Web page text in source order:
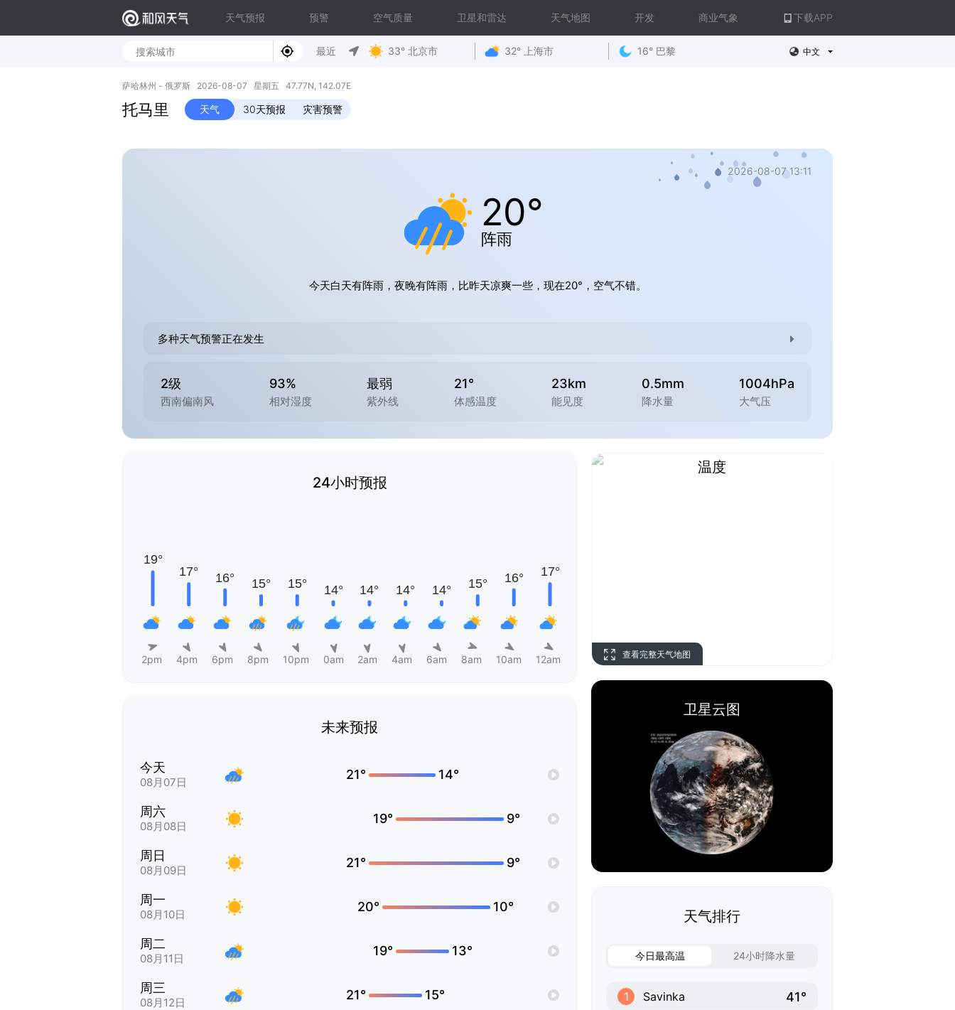
天气预报 预警 空气质量 卫星和雷达 天气地图 开发 商业气象 下载APP
最近 33° 北京市 32° 上海市 16° 巴黎 中文
萨哈林州 - 俄罗斯 2026-08-07 星期五 47.77N, 142.07E
托马里 天气 30天预报 灾害预警
2026-08-07 13:11
20°
阵雨
今天白天有阵雨，夜晚有阵雨，比昨天凉爽一些，现在20°，空气不错。
多种天气预警正在发生
2级
西南偏南风
93%
相对湿度
最弱
紫外线
21°
体感温度
23km
能见度
0.5mm
降水量
1004hPa
大气压
24小时预报
2pm 4pm 6pm 8pm 10pm 0am 2am 4am 6am 8am 10am 12am
未来预报
今天
08月07日
21° 14°
周六
08月08日
19° 9°
周日
08月09日
21° 9°
周一
08月10日
20° 10°
周二
08月11日
19° 13°
周三
08月12日
21° 15°
温度
查看完整天气地图
卫星云图
天气排行
今日最高温 24小时降水量
1 Savinka 41°